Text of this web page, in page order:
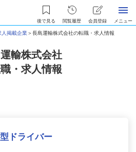
後で見る 閲覧履歴 会員登録 メニュー
人掲載企業＞長島運輸株式会社の転職・求人情報
輸株式会社
・求人情報
ドライバー